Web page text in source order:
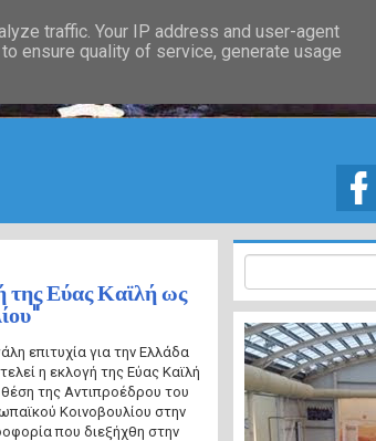
της Εύας Καϊλή ως
επιτυχία για την Ελλάδα
η εκλογή της Εύας Καϊλή
της Αντιπροέδρου του
Κοινοβουλίου στην
που διεξήχθη στην
traffic. Your IP address and user-agent
ensure quality of service, generate usage